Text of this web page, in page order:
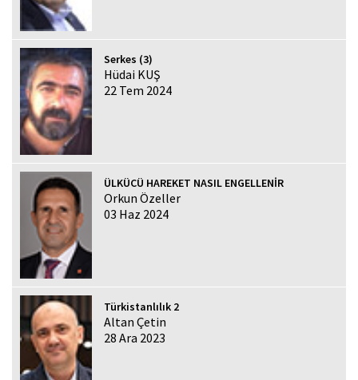
Serkes (3)
Hüdai KUŞ
22 Tem 2024
ÜLKÜCÜ HAREKET NASIL ENGELLENİR
Orkun Özeller
03 Haz 2024
Türkistanlılık 2
Altan Çetin
28 Ara 2023